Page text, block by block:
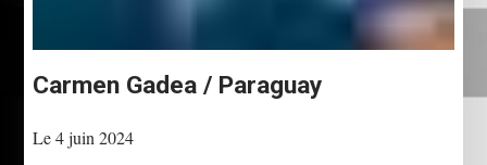
Carmen Gadea / Paraguay
Le 4 juin 2024